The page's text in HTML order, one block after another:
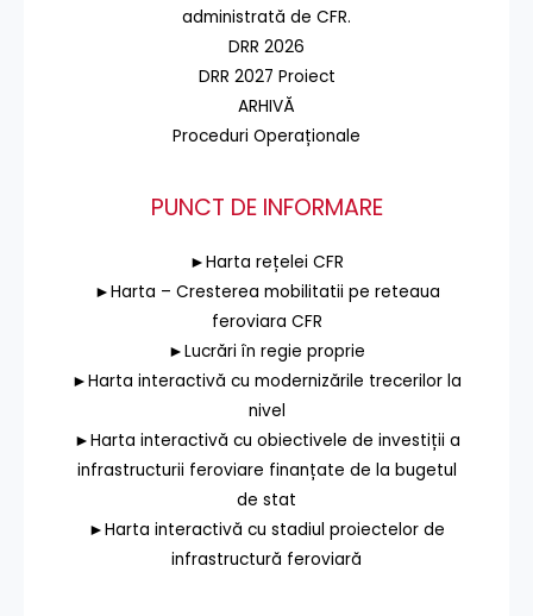
administrată de CFR.
DRR 2026
DRR 2027 Proiect
ARHIVĂ
Proceduri Operaționale
PUNCT DE INFORMARE
►Harta rețelei CFR
►Harta – Cresterea mobilitatii pe reteaua
feroviara CFR
►Lucrări în regie proprie
►Harta interactivă cu modernizările trecerilor la
nivel
►Harta interactivă cu obiectivele de investiții a
infrastructurii feroviare finanțate de la bugetul
de stat
►Harta interactivă cu stadiul proiectelor de
infrastructură feroviară